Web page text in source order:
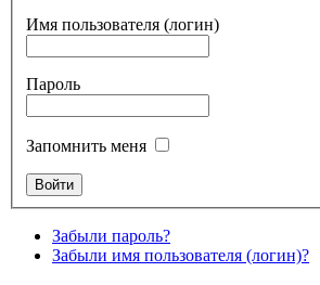
Имя пользователя (логин)
Пароль
Запомнить меня
Забыли пароль?
Забыли имя пользователя (логин)?